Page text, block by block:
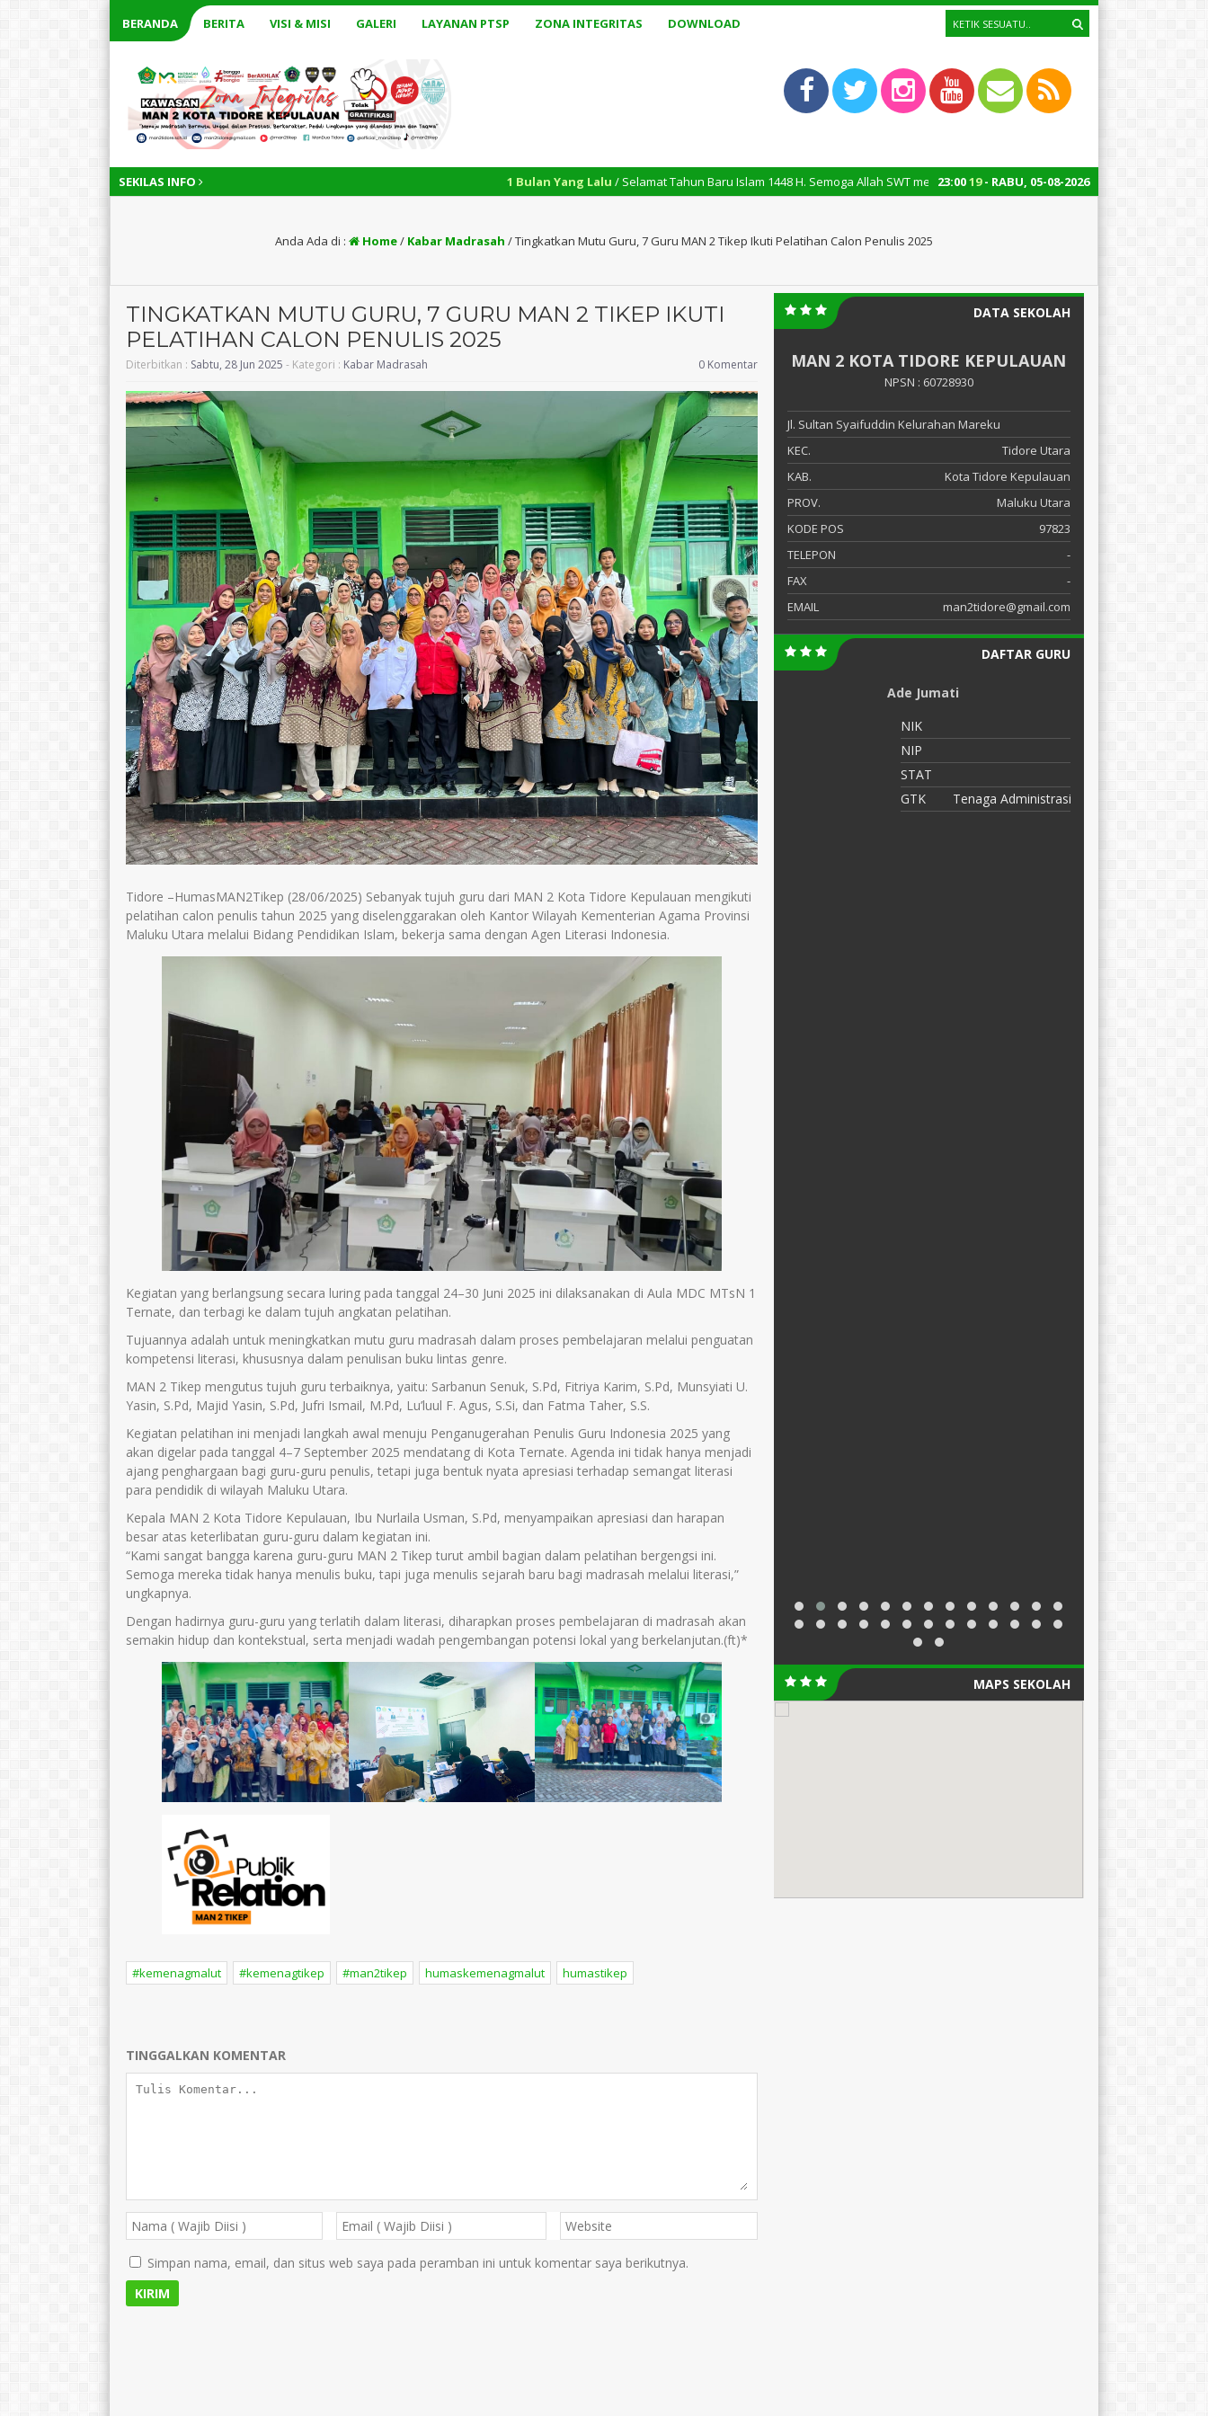
BERANDA BERITA VISI & MISI GALERI LAYANAN PTSP ZONA INTEGRITAS DOWNLOAD
SEKILAS INFO 23:0020- RABU, 05-08-2026
1 Bulan Yang Lalu/ Selamat Tahun Baru Islam 1448 H. Semoga Allah SWT melimpahkan keberkahan, kesehatan, dan kesuksesan kepada kita
Anda Ada di : Home/ Kabar Madrasah /Tingkatkan Mutu Guru, 7 Guru MAN 2 Tikep Ikuti Pelatihan Calon Penulis 2025
TINGKATKAN MUTU GURU, 7 GURU MAN 2 TIKEP IKUTI
PELATIHAN CALON PENULIS 2025
Diterbitkan : Sabtu, 28 Jun 2025 - Kategori : Kabar Madrasah 0 Komentar
Tidore –HumasMAN2Tikep (28/06/2025) Sebanyak tujuh guru dari MAN 2 Kota Tidore Kepulauan mengikuti
pelatihan calon penulis tahun 2025 yang diselenggarakan oleh Kantor Wilayah Kementerian Agama Provinsi
Maluku Utara melalui Bidang Pendidikan Islam, bekerja sama dengan Agen Literasi Indonesia.
Kegiatan yang berlangsung secara luring pada tanggal 24–30 Juni 2025 ini dilaksanakan di Aula MDC MTsN 1
Ternate, dan terbagi ke dalam tujuh angkatan pelatihan.
Tujuannya adalah untuk meningkatkan mutu guru madrasah dalam proses pembelajaran melalui penguatan
kompetensi literasi, khususnya dalam penulisan buku lintas genre.
MAN 2 Tikep mengutus tujuh guru terbaiknya, yaitu: Sarbanun Senuk, S.Pd, Fitriya Karim, S.Pd, Munsyiati U.
Yasin, S.Pd, Majid Yasin, S.Pd, Jufri Ismail, M.Pd, Lu’luul F. Agus, S.Si, dan Fatma Taher, S.S.
Kegiatan pelatihan ini menjadi langkah awal menuju Penganugerahan Penulis Guru Indonesia 2025 yang
akan digelar pada tanggal 4–7 September 2025 mendatang di Kota Ternate. Agenda ini tidak hanya menjadi
ajang penghargaan bagi guru-guru penulis, tetapi juga bentuk nyata apresiasi terhadap semangat literasi
para pendidik di wilayah Maluku Utara.
Kepala MAN 2 Kota Tidore Kepulauan, Ibu Nurlaila Usman, S.Pd, menyampaikan apresiasi dan harapan
besar atas keterlibatan guru-guru dalam kegiatan ini.
“Kami sangat bangga karena guru-guru MAN 2 Tikep turut ambil bagian dalam pelatihan bergengsi ini.
Semoga mereka tidak hanya menulis buku, tapi juga menulis sejarah baru bagi madrasah melalui literasi,”
ungkapnya.
Dengan hadirnya guru-guru yang terlatih dalam literasi, diharapkan proses pembelajaran di madrasah akan
semakin hidup dan kontekstual, serta menjadi wadah pengembangan potensi lokal yang berkelanjutan.(ft)*
#kemenagmalut #kemenagtikep #man2tikep humaskemenagmalut humastikep
TINGGALKAN KOMENTAR
Simpan nama, email, dan situs web saya pada peramban ini untuk komentar saya berikutnya.
DATA SEKOLAH
MAN 2 KOTA TIDORE KEPULAUAN
NPSN : 60728930
Jl. Sultan Syaifuddin Kelurahan Mareku
KEC.
Tidore Utara
KAB.
Kota Tidore Kepulauan
PROV.
Maluku Utara
KODE POS
97823
TELEPON
-
FAX
-
EMAIL
man2tidore@gmail.com
DAFTAR GURU
PPPK
Guru Sejarah
Amri Barakati, S.PdI
NIK
8272050603840001
NIP
-
STAT
Guru Honor
GTK
Guru Kelas
Rizki Fatmala
Fabanyo,S.Pdi
NIK
NIP
STAT
GTK
Tenaga Administrasi
Ade Jumati
NIK
NIP
STAT
GTK
Tenaga Administrasi
MAPS SEKOLAH